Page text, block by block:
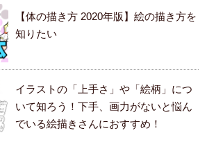
【体の描き方 2020年版】絵の描き方を
知りたい
イラストの「上手さ」や「絵柄」につ
いて知ろう！下手、画力がないと悩ん
でいる絵描きさんにおすすめ！